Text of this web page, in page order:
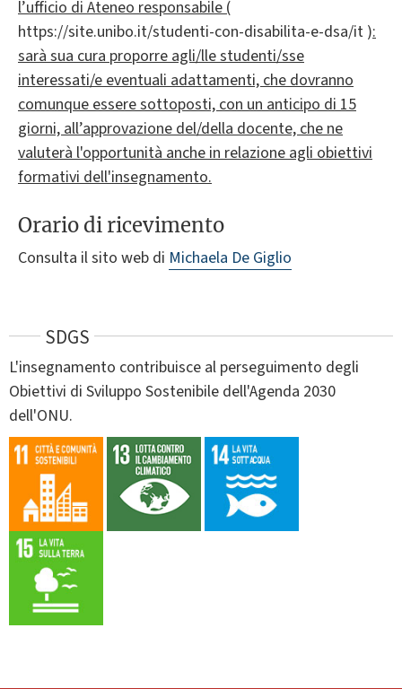
l’ufficio di Ateneo responsabile (
https://site.unibo.it/studenti-con-disabilita-e-dsa/it ):
sarà sua cura proporre agli/lle studenti/sse
interessati/e eventuali adattamenti, che dovranno
comunque essere sottoposti, con un anticipo di 15
giorni, all’approvazione del/della docente, che ne
valuterà l'opportunità anche in relazione agli obiettivi
formativi dell'insegnamento.
Orario di ricevimento
Consulta il sito web di Michaela De Giglio
SDGS
L'insegnamento contribuisce al perseguimento degli
Obiettivi di Sviluppo Sostenibile dell'Agenda 2030
dell'ONU.